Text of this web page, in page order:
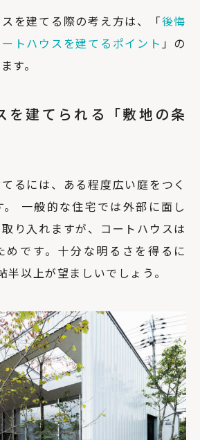
を建てる際の考え方は、「後悔
トハウスを建てるポイント 」の
す。
を建てられる「敷地の条
るには、ある程度広い庭をつく
一般的な住宅では外部に面し
り入れますが、コートハウスは
めです。十分な明るさを得るに
半以上が望ましいでしょう。